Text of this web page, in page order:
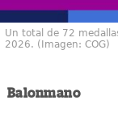
Un total de 72
2026. (Imagen: COG)
Balonmano